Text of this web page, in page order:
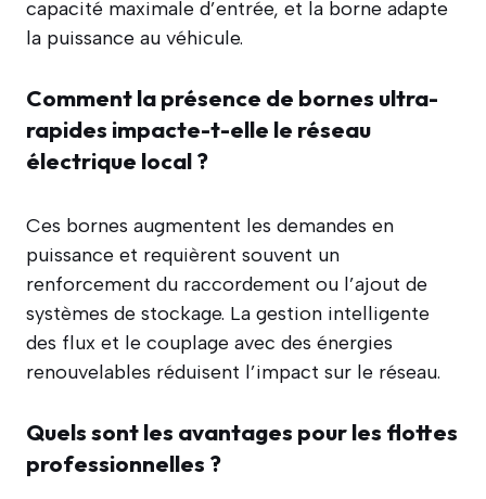
capacité maximale d’entrée, et la borne adapte
la puissance au véhicule.
Comment la présence de bornes ultra-
rapides impacte-t-elle le réseau
électrique local ?
Ces bornes augmentent les demandes en
puissance et requièrent souvent un
renforcement du raccordement ou l’ajout de
systèmes de stockage. La gestion intelligente
des flux et le couplage avec des énergies
renouvelables réduisent l’impact sur le réseau.
Quels sont les avantages pour les flottes
professionnelles ?